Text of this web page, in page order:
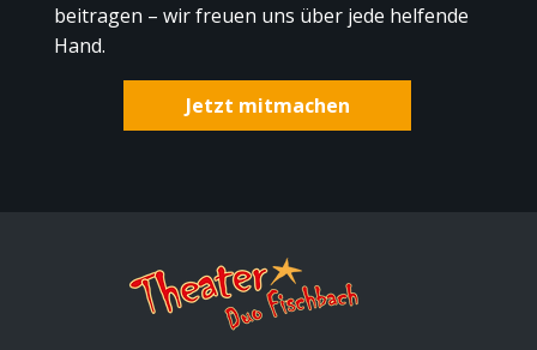
beitragen – wir freuen uns über jede helfende
Hand.
Jetzt mitmachen